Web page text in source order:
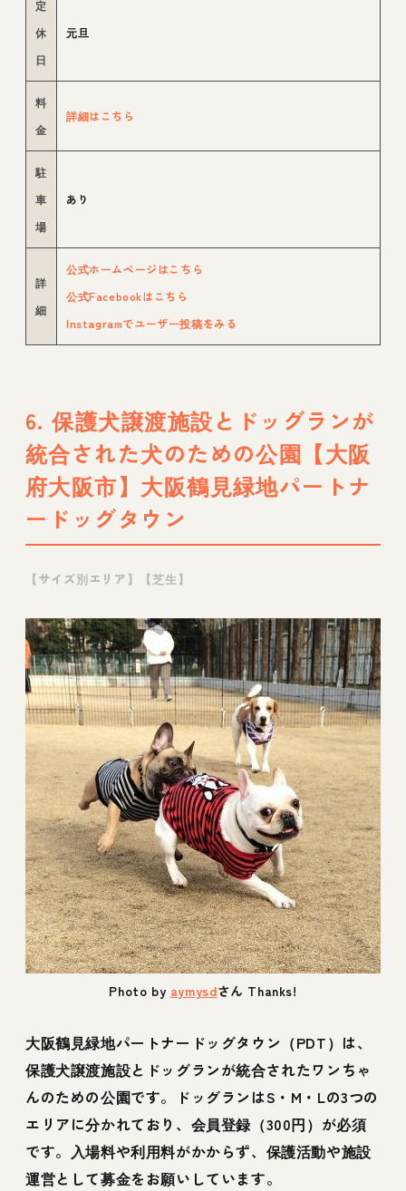
定
休
日
元旦
料
金
詳細はこちら
駐
車
場
あり
詳
細
公式ホームページはこちら
公式Facebookはこちら
Instagramでユーザー投稿をみる
6. 保護犬譲渡施設とドッグランが
統合された犬のための公園【大阪
府大阪市】大阪鶴見緑地パートナ
ードッグタウン
【サイズ別エリア】【芝生】
Photo by aymysdさん Thanks!
大阪鶴見緑地パートナードッグタウン（PDT）は、
保護犬譲渡施設とドッグランが統合されたワンちゃ
んのための公園です。ドッグランはS・M・Lの3つの
エリアに分かれており、会員登録（300円）が必須
です。入場料や利用料がかからず、保護活動や施設
運営として募金をお願いしています。